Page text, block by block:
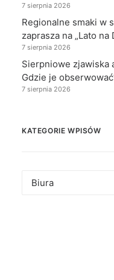
7 sierpnia 2026
Regionalne smaki w
zaprasza na „Lato na
7 sierpnia 2026
Sierpniowe zjawiska
Gdzie je
7 sierpnia 2026
KATEGORIE WPISÓW
Kategorie